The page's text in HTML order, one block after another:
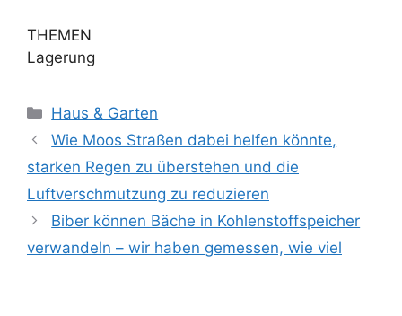
THEMEN
Lagerung
Kategorien
Haus & Garten
Wie Moos Straßen dabei helfen könnte,
starken Regen zu überstehen und die
Luftverschmutzung zu reduzieren
Biber können Bäche in Kohlenstoffspeicher
verwandeln – wir haben gemessen, wie viel